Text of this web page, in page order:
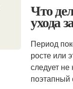
Что
ухода
Период
росте или
следует не
поэтапный